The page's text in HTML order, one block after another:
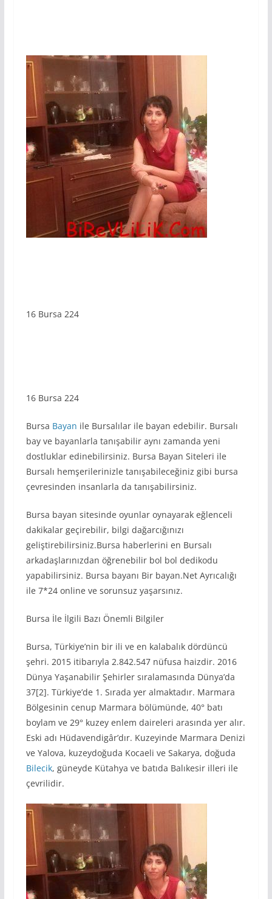
16 Bursa 224
16 Bursa 224
Bursa Bayan ile Bursalılar ile bayan edebilir. Bursalı
bay ve bayanlarla tanışabilir aynı zamanda yeni
dostluklar edinebilirsiniz. Bursa Bayan Siteleri ile
Bursalı hemşerilerinizle tanışabileceğiniz gibi bursa
çevresinden insanlarla da tanışabilirsiniz.
Bursa bayan sitesinde oyunlar oynayarak eğlenceli
dakikalar geçirebilir, bilgi dağarcığınızı
geliştirebilirsiniz.Bursa haberlerini en Bursalı
arkadaşlarınızdan öğrenebilir bol bol dedikodu
yapabilirsiniz. Bursa bayanı Bir bayan.Net Ayrıcalığı
ile 7*24 online ve sorunsuz yaşarsınız.
Bursa İle İlgili Bazı Önemli Bilgiler
Bursa, Türkiye’nin bir ili ve en kalabalık dördüncü
şehri. 2015 itibarıyla 2.842.547 nüfusa haizdir. 2016
Dünya Yaşanabilir Şehirler sıralamasında Dünya’da
37[2]. Türkiye’de 1. Sırada yer almaktadır. Marmara
Bölgesinin cenup Marmara bölümünde, 40° batı
boylam ve 29° kuzey enlem daireleri arasında yer alır.
Eski adı Hüdavendigâr’dır. Kuzeyinde Marmara Denizi
ve Yalova, kuzeydoğuda Kocaeli ve Sakarya, doğuda
Bilecik, güneyde Kütahya ve batıda Balıkesir illeri ile
çevrilidir.